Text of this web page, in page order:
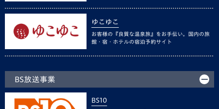
ゆこゆこ
お客様の『良質な温泉旅』をお手伝い。国内の旅
館・宿・ホテルの宿泊予約サイト
BS放送事業
BS10